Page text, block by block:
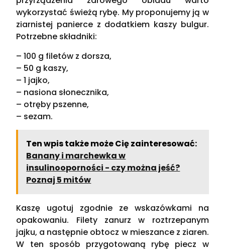
wykorzystać świeżą rybę. My proponujemy ją w
ziarnistej panierce z dodatkiem kaszy bulgur.
Potrzebne składniki:
– 100 g filetów z dorsza,
– 50 g kaszy,
– 1 jajko,
– nasiona słonecznika,
– otręby pszenne,
– sezam.
Ten wpis także może Cię zainteresować:
Banany i marchewka w
insulinooporności - czy można jeść?
Poznaj 5 mitów
Kaszę ugotuj zgodnie ze wskazówkami na
opakowaniu. Filety zanurz w roztrzepanym
jajku, a następnie obtocz w mieszance z ziaren.
W ten sposób przygotowaną rybę piecz w